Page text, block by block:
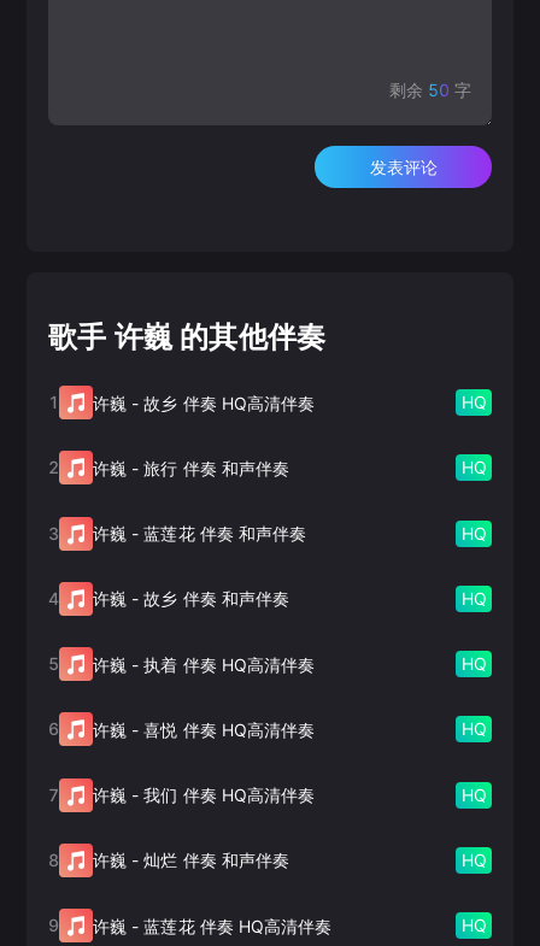
剩余 50 字
发表评论
歌手 许巍 的其他伴奏
1 许巍 -故乡 伴奏 HQ高清伴奏 HQ
2 许巍 -旅行 伴奏 和声伴奏 HQ
3 许巍 -蓝莲花 伴奏 和声伴奏 HQ
4 许巍 -故乡 伴奏 和声伴奏 HQ
5 许巍 -执着 伴奏 HQ高清伴奏 HQ
6 许巍 -喜悦 伴奏 HQ高清伴奏 HQ
7 许巍 -我们 伴奏 HQ高清伴奏 HQ
8 许巍 -灿烂 伴奏 和声伴奏 HQ
9 许巍 -蓝莲花 伴奏 HQ高清伴奏 HQ